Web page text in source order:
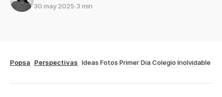
30 may 2025∙3 min
Popsa Perspectivas Ideas Fotos Primer Dia Colegio Inolvidable